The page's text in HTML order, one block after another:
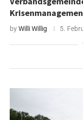
byWilli Willig 5.